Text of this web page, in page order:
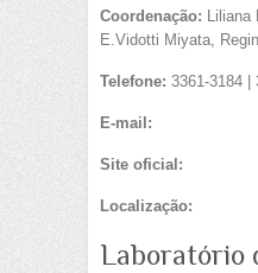
Coordenação: Liliana
E.Vidotti Miyata,
Telefone: 3361-3184 |
E-mail:
Site oficial:
Localização:
Laboratório